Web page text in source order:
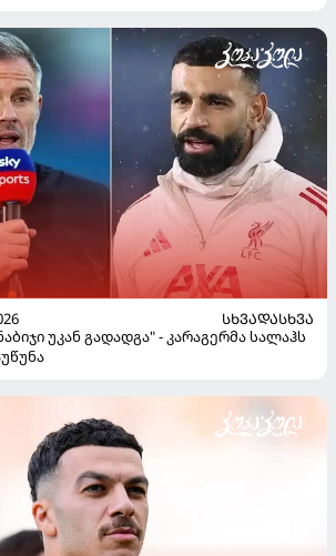
ᲡᲮᲕᲐᲓᲐᲡᲮᲕᲐ
უკან გადადგა" - კარაგერმა სალაჰს